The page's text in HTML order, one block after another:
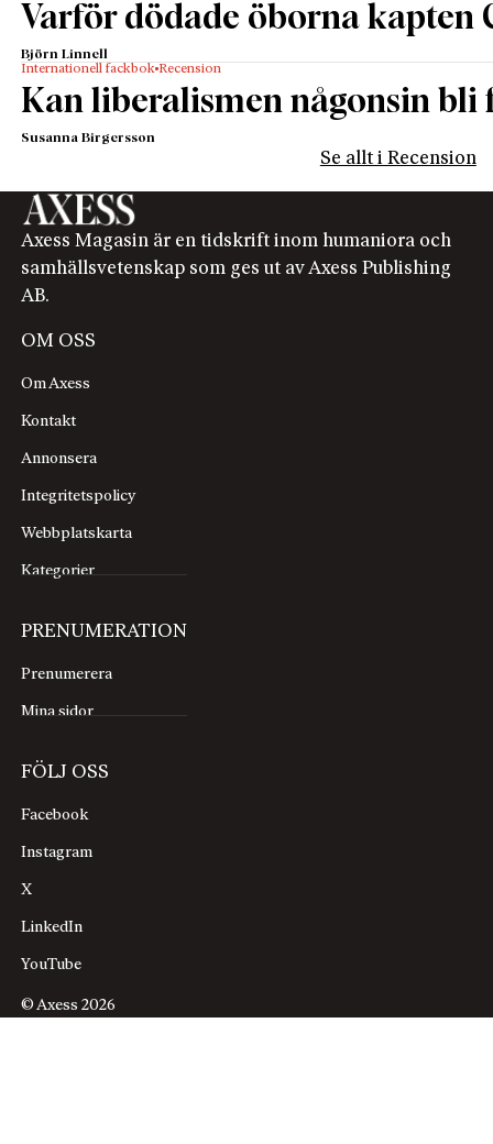
Varför dödade öborna kapten
Björn Linnell
Internationell fackbok Recension
Kan liberalismen någonsin bli
Susanna Birgersson
Se allt i Recension
Axess Magasin är en tidskrift inom humaniora och
samhällsvetenskap som ges ut av Axess Publishing
AB.
OM OSS
Om Axess
Kontakt
Annonsera
Integritetspolicy
Webbplatskarta
Kategorier
PRENUMERATION
Prenumerera
Mina sidor
FÖLJ OSS
Facebook
Instagram
X
LinkedIn
YouTube
© Axess 2026